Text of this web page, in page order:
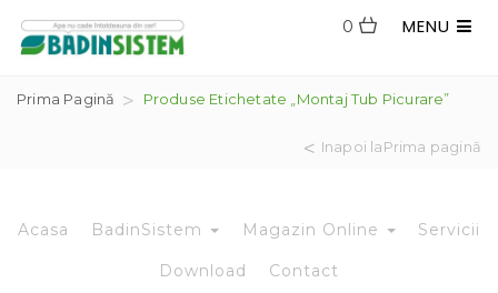
MENU
0
Prima Pagină Produse Etichetate „montaj Tub Picurare”
Inapoi laPrima pagină
Acasa BadinSistem Magazin Online Servicii
Download Contact